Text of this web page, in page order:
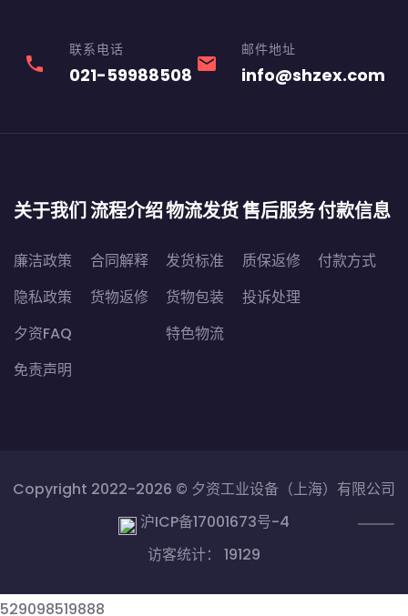
phone
联系电话
021-59988508 email
邮件地址
info@shzex.com
关于我们
廉洁政策
隐私政策
夕资FAQ
免责声明
流程介绍
合同解释
货物返修
物流发货
发货标准
货物包装
特色物流
售后服务
质保返修
投诉处理
付款信息
付款方式
Copyright 2022-2026 © 夕资工业设备（上海）有限公司
沪ICP备17001673号-4
访客统计： 19129
529098519888